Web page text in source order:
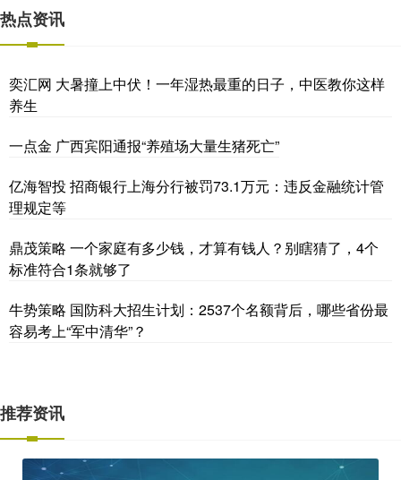
热点资讯
奕汇网 大暑撞上中伏！一年湿热最重的日子，中医教你这样
养生
一点金 广西宾阳通报“养殖场大量生猪死亡”
亿海智投 招商银行上海分行被罚73.1万元：违反金融统计管
理规定等
鼎茂策略 一个家庭有多少钱，才算有钱人？别瞎猜了，4个
标准符合1条就够了
牛势策略 国防科大招生计划：2537个名额背后，哪些省份最
容易考上“军中清华”？
推荐资讯